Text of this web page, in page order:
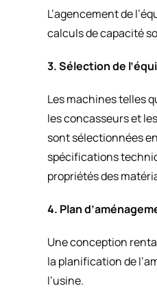
L’agencement de
calculs de capacité
3. Sélection de
Les machines telles
les concasseurs et
sont sélectionnées
spécifications
propriétés des
4. Plan
Une conception
la planification de
l’usine.